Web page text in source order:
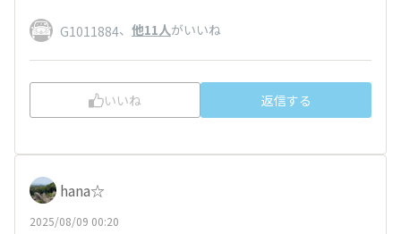
G1011884、 他11人がいいね
いいね 返信する
hana☆
2025/08/09 00:20